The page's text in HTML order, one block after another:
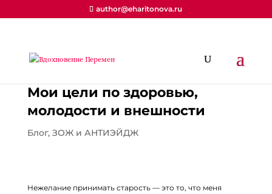
author@eharitonova.ru
Мои цели по здоровью,
молодости и внешности
Блог, ЗОЖ и АНТИЭЙДЖ
Нежелание принимать старость — это то, что меня